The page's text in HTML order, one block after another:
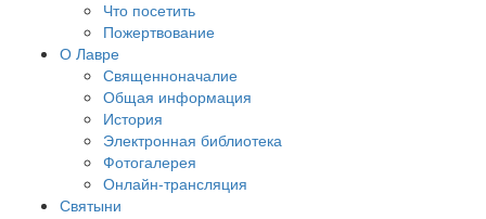
Что посетить
Пожертвование
О Лавре
Священноначалие
Общая информация
История
Электронная библиотека
Фотогалерея
Онлайн-трансляция
Святыни